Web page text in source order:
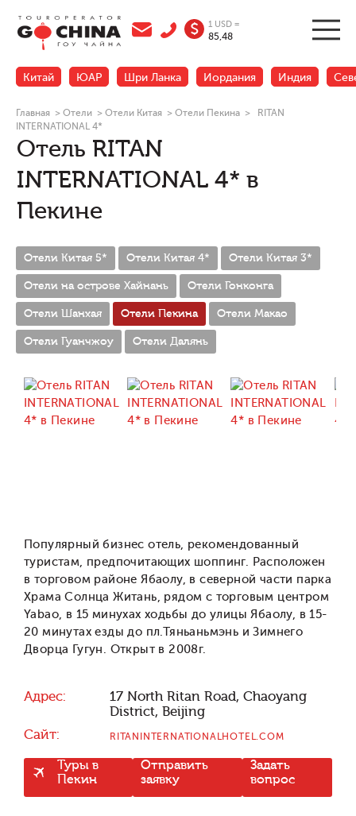
$ 1 USD =
85,48
Китай ЮАР Шри Ланка Иордания Индия
Главная > Отели > Отели Китая > Отели Пекина >
RITAN
INTERNATIONAL 4*
Отель RITAN
INTERNATIONAL 4* в
Пекине
Отели Китая 5* Отели Китая 4* Отели Китая 3*
Отели на острове Хайнань Отели Гонконга
Отели Шанхая Отели Пекина Отели Макао
Отели Гуанчжоу Отели Далянь
Популярный бизнес отель, рекомендованный
туристам, предпочитающих шоппинг. Расположен
в торговом районе Ябаолу, в северной части парка
Храма Солнца Житань, рядом с торговым центром
Yabao, в 15 минухах ходьбы до улицы Ябаолу, в 15-
20 минутах езды до пл.Тяньаньмэнь и Зимнего
Дворца Гугун. Открыт в 2008г.
Адрес:
17 North Ritan Road, Chaoyang
District, Beijing
Сайт:
RITANINTERNATIONALHOTEL.COM
Туры в
Пекин
Отправить
заявку
Задать
вопрос